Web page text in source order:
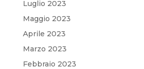
Luglio 2023
Maggio 2023
Aprile 2023
Marzo 2023
Febbraio 2023